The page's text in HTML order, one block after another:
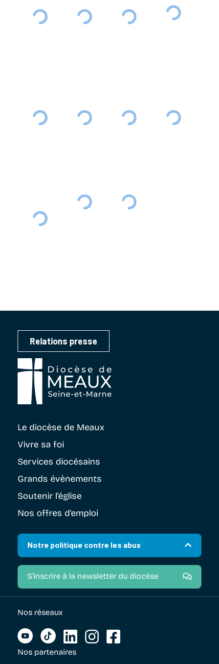
Relations presse
Le diocèse de Meaux
Vivre sa foi
Services diocésains
Grands évènements
Soutenir l’église
Nos offres d’emploi
Notre politique contre les abus
S'inscrire à la newsletter du diocèse
Nos réseaux
Nos partenaires